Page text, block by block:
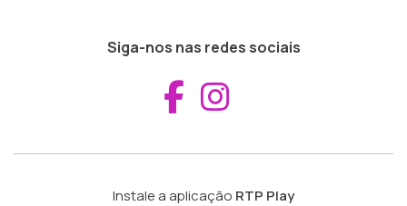
Siga-nos nas redes sociais
Aceder ao
Instale a aplicação RTP Play